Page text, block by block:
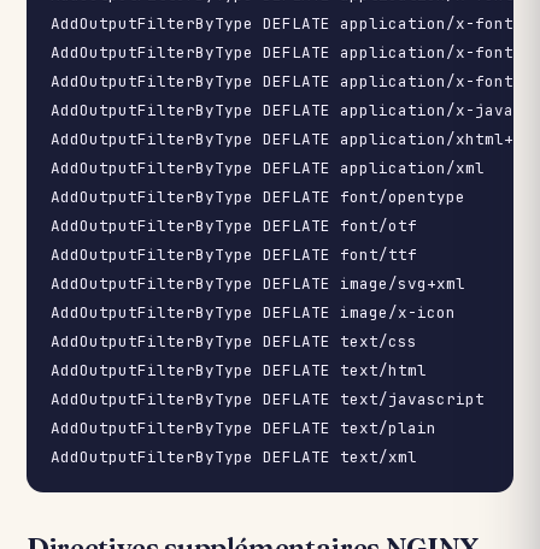
AddOutputFilterByType DEFLATE application/x-font-
AddOutputFilterByType DEFLATE application/x-font-
AddOutputFilterByType DEFLATE application/x-font-
AddOutputFilterByType DEFLATE application/x-
AddOutputFilterByType DEFLATE application/
AddOutputFilterByType DEFLATE application/xml
AddOutputFilterByType DEFLATE font/opentype
AddOutputFilterByType DEFLATE font/otf
AddOutputFilterByType DEFLATE font/ttf
AddOutputFilterByType DEFLATE image/svg+xml
AddOutputFilterByType DEFLATE image/x-icon
AddOutputFilterByType DEFLATE text/css
AddOutputFilterByType DEFLATE text/html
AddOutputFilterByType DEFLATE text/javascript
AddOutputFilterByType DEFLATE text/plain